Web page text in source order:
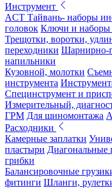
Инструмент
ACT Тайвань- наборы
головок Ключи и наборы
Трещотки, воротки,
переходники Шарнирно-
напильники
Кузовной, молотки
инструмента
Специнструмент и
Измерительный,
ГРМ Для шиномонтажа
Расходники
Камерные заплатки
пластыри Диагональные
грибки
Балансировочные
фитинги Шланги,